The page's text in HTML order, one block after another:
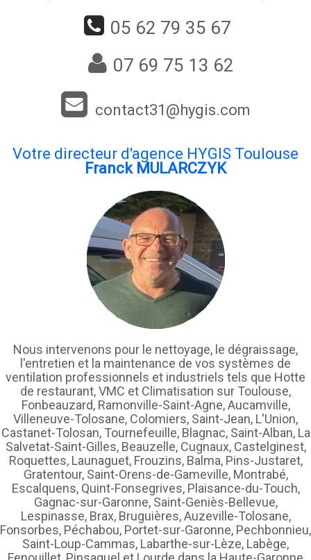
05 62 79 35 67
07 69 75 13 62
contact31@hygis.com
Votre directeur d'agence HYGIS Toulouse
Franck MULARCZYK
Nous intervenons pour le nettoyage, le dégraissage,
l'entretien et la maintenance de vos systèmes de
ventilation professionnels et industriels tels que Hotte
de restaurant, VMC et Climatisation sur Toulouse,
Fonbeauzard, Ramonville-Saint-Agne, Aucamville,
Villeneuve-Tolosane, Colomiers, Saint-Jean, L'Union,
Castanet-Tolosan, Tournefeuille, Blagnac, Saint-Alban, La
Salvetat-Saint-Gilles, Beauzelle, Cugnaux, Castelginest,
Roquettes, Launaguet, Frouzins, Balma, Pins-Justaret,
Gratentour, Saint-Orens-de-Gameville, Montrabé,
Escalquens, Quint-Fonsegrives, Plaisance-du-Touch,
Gagnac-sur-Garonne, Saint-Geniès-Bellevue,
Lespinasse, Brax, Bruguières, Auzeville-Tolosane,
Fonsorbes, Péchabou, Portet-sur-Garonne, Pechbonnieu,
Saint-Loup-Cammas, Labarthe-sur-Lèze, Labège,